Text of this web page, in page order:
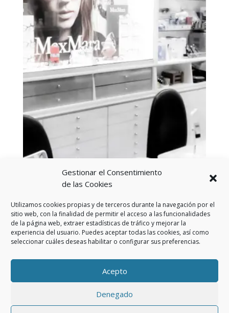
Gestionar el Consentimiento
de las Cookies
Utilizamos cookies propias y de terceros durante la navegación por el
sitio web, con la finalidad de permitir el acceso a las funcionalidades
de la página web, extraer estadísticas de tráfico y mejorar la
experiencia del usuario. Puedes aceptar todas las cookies, así como
seleccionar cuáles deseas habilitar o configurar sus preferencias.
Acepto
Denegado
Política de privacidad
Política de cookies (UE)
Política privacidad RSS